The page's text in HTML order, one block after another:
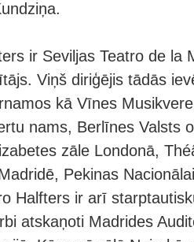
ir Seviljas Teatro de la
Viņš diriģējis tādās
kā Vīnes
nams, Berlīnes Valsts
zāle Londonā,
Pekinas
Halfters ir arī
atskaņoti Madrides